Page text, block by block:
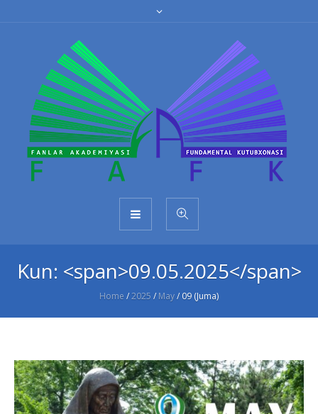
Kun: <span>09.05.2025</span>
Home /2025 / May/ 09 (Juma)